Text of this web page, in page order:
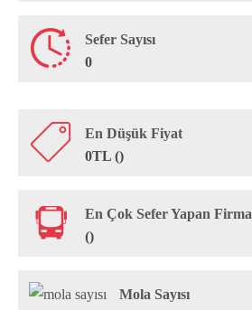
Sefer Sayısı
0
En Düşük Fiyat
0TL ()
En Çok Sefer Yapan Firma
()
Mola Sayısı